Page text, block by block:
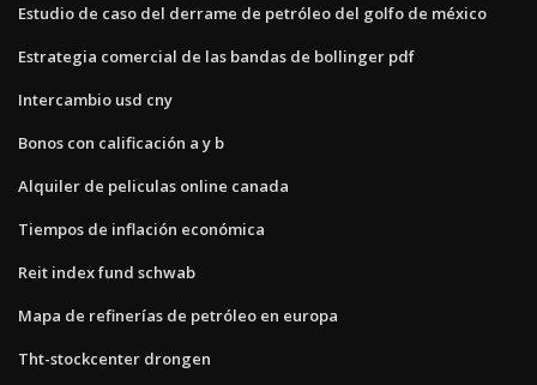
Estudio de caso del derrame de petróleo del golfo de méxico
Estrategia comercial de las bandas de bollinger pdf
Intercambio usd cny
Bonos con calificación a y b
Alquiler de peliculas online canada
Tiempos de inflación económica
Reit index fund schwab
Mapa de refinerías de petróleo en europa
Tht-stockcenter drongen